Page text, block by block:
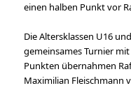
einen halben Punkt vor
Die Altersklassen U16
gemeinsames Turnier
Punkten übernahmen
Maximilian Fleischmann